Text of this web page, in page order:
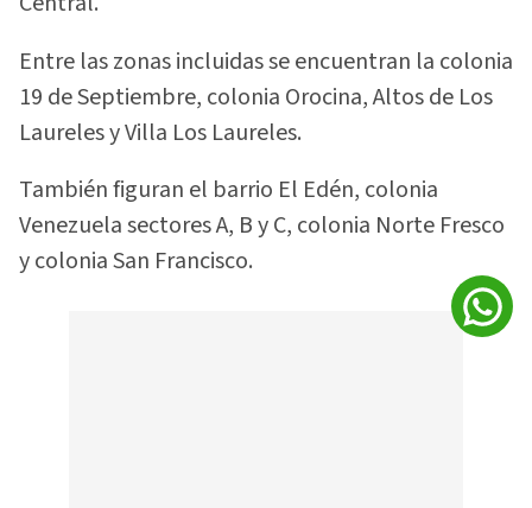
Entre las zonas incluidas se encuentran la colonia
19 de Septiembre, colonia Orocina, Altos de Los
Laureles y Villa Los Laureles.
También figuran el barrio El Edén, colonia
Venezuela sectores A, B y C, colonia Norte Fresco
y colonia San Francisco.